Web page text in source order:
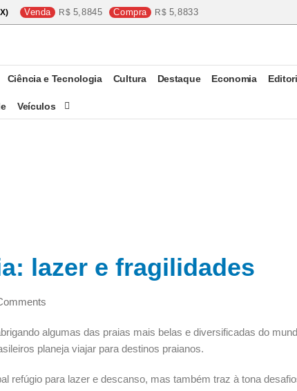
Venda 5,8845 Compra 5,8833
Ciência e Tecnologia Cultura Destaque Economia
Veículos
lazer e fragilidades
algumas das praias mais belas e diversificadas do
planeja viajar para destinos praianos.
refúgio para lazer e descanso, mas também traz à tona